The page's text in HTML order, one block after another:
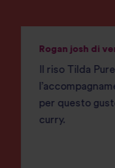
Rogan josh di
Il riso Tilda
per questo
curry.